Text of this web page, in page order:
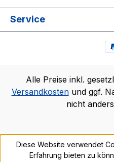
Service
Alle Preise inkl.
Versandkostenund ggf.
nicht
Diese Website verwendet
Erfahrung bieten zu